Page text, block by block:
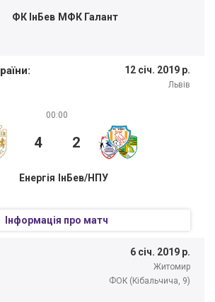
ФК ІнБев МФК Галант
12 січ. 2019 р.
Львів
00:00
4
Енергія
2
ІнБев/НПУ
Інформація про матч
6 січ. 2019 р.
Житомир
ФОК (Кібальчича, 9)